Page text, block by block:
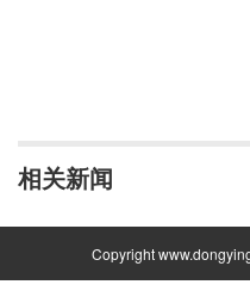
相关新闻
Copyright